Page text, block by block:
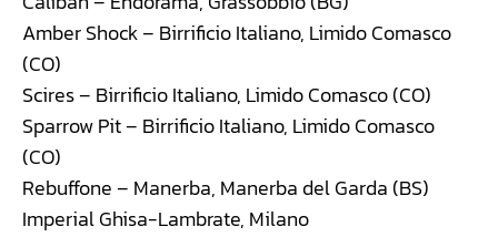
Amber Shock – Birrificio Italiano, Limido Comasco
(CO)
Scires – Birrificio Italiano, Limido Comasco (CO)
Sparrow Pit – Birrificio Italiano, Limido Comasco
(CO)
Rebuffone – Manerba, Manerba del Garda (BS)
Imperial Ghisa-Lambrate, Milano